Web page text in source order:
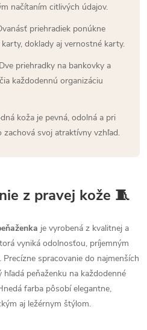
načítaním citlivých údajov.
priehradiek ponúkne
doklady aj vernostné karty.
Dve priehradky na bankovky a
každodennú organizáciu
koža je pevná, odolná a pri
svoj atraktívny vzhľad.
z pravej kože 🧵
je vyrobená z kvalitnej a
vyniká odolnosťou, príjemným
spracovanie do najmenších
peňaženku na každodenné
farba pôsobí elegantne,
aj ležérnym štýlom.